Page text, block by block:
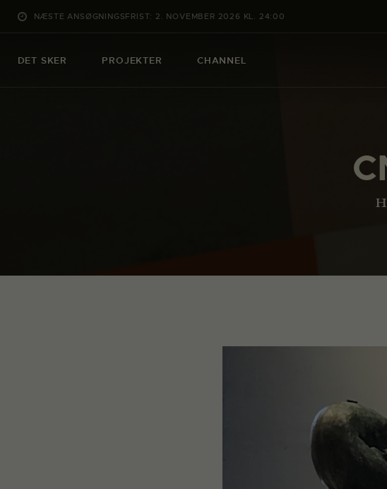
NÆSTE ANSØGNINGSFRIST: 2. NOVEMBER 2026 KL. 24:00
DET SKER PROJEKTER CHANNEL
OM